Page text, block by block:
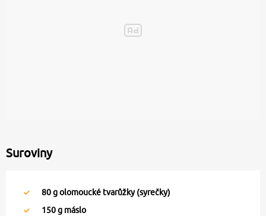
Suroviny
80g olomoucké tvarůžky (syrečky)
150g máslo